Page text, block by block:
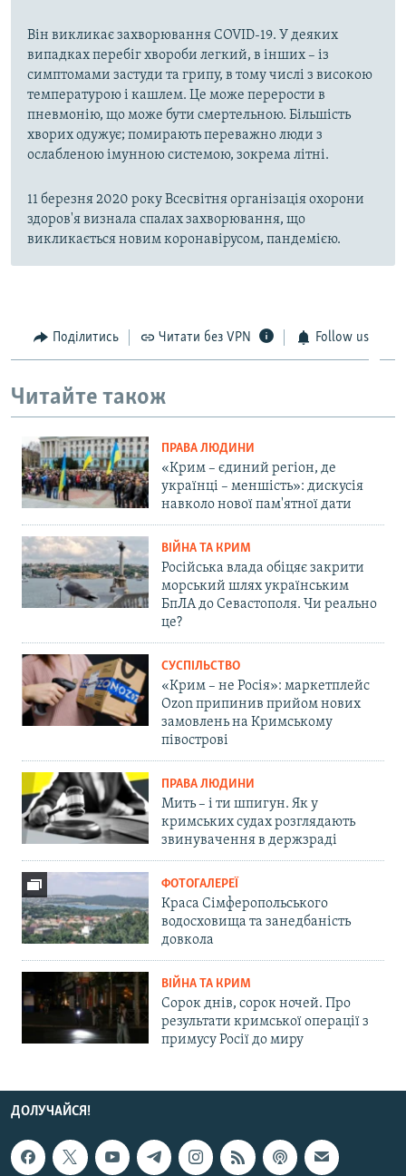
Він викликає захворювання COVID-19. У деяких
випадках перебіг хвороби легкий, в інших – із
симптомами застуди та грипу, в тому числі з високою
температурою і кашлем. Це може перерости в
пневмонію, що може бути смертельною. Більшість
хворих одужує; помирають переважно люди з
ослабленою імунною системою, зокрема літні.
11 березня 2020 року Всесвітня організація охорони
здоров'я визнала спалах захворювання, що
викликається новим коронавірусом, пандемією.
Поділитись Читати без VPN Follow us
Читайте також
ПРАВА ЛЮДИНИ
«Крим – єдиний регіон, де
українці – меншість»: дискусія
навколо нової пам'ятної дати
ВІЙНА ТА КРИМ
Російська влада обіцяє закрити
морський шлях українським
БпЛА до Севастополя. Чи реально
це?
СУСПІЛЬСТВО
«Крим – не Росія»: маркетплейс
Ozon припинив прийом нових
замовлень на Кримському
півострові
ПРАВА ЛЮДИНИ
Мить – і ти шпигун. Як у
кримських судах розглядають
звинувачення в держзраді
ФОТОГАЛЕРЕЇ
Краса Сімферопольського
водосховища та занедбаність
довкола
ВІЙНА ТА КРИМ
Сорок днів, сорок ночей. Про
результати кримської операції з
примусу Росії до миру
ДОЛУЧАЙСЯ!